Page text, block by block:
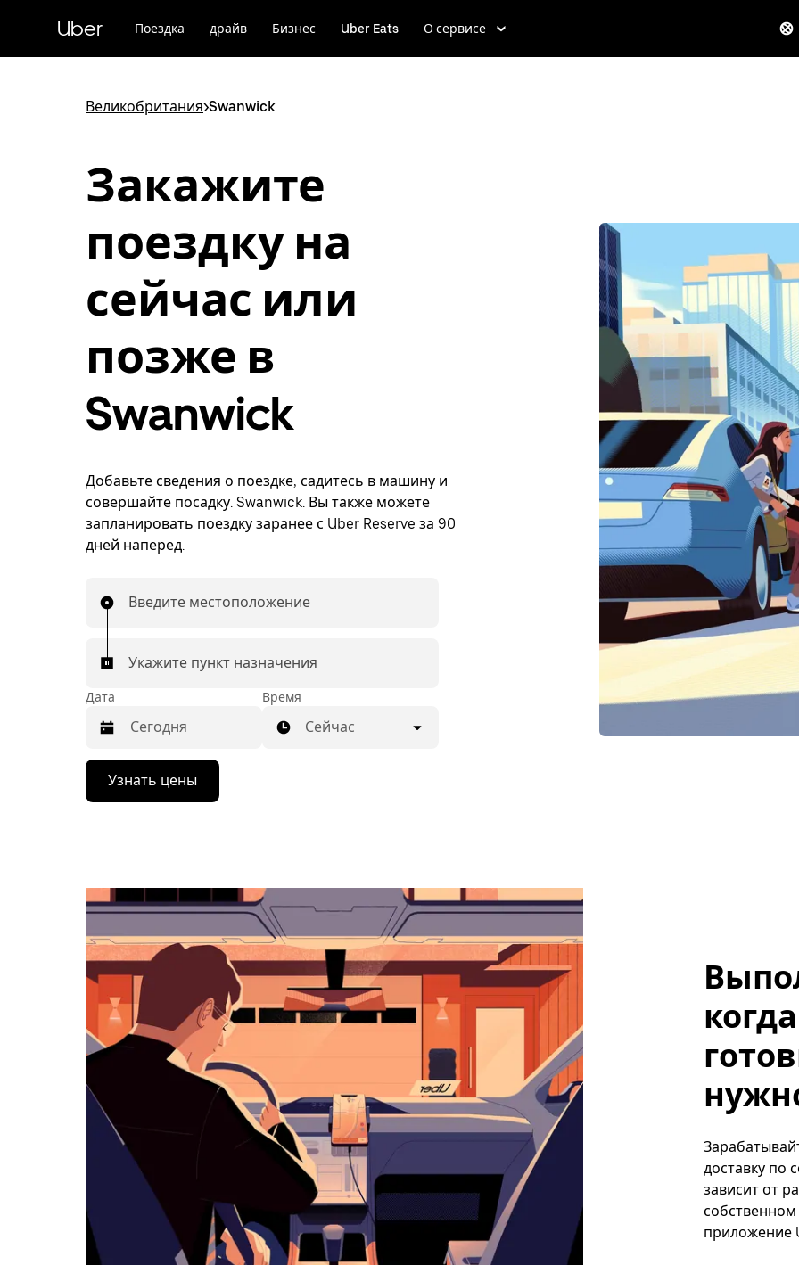
к
Uber Поездка драйв Бизнес Uber Eats О сервисе
Великобритания>Swanwick
Закажите
поездку на
сейчас или
позже в
Swanwick
Добавьте сведения о поездке, садитесь в машину и
совершайте посадку. Swanwick. Вы также можете
запланировать поездку заранее с Uber Reserve за 90
дней наперед.
Введите местоположение
Укажите пункт назначения
Дата
Нажмите
стрелку
вниз,
выбрать
дату.
закрыть
календарь,
нажмите
Esc.
Время
Сейчас
Узнать цены
доставку по
зависит от
приложение